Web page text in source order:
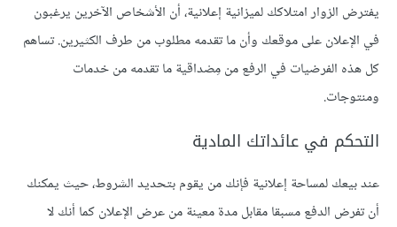
يفترض الزوار امتلاكك لميزانية إعلانية، أن الأشخاص الآخرين يرغبون
في الإعلان على موقعك وأن ما تقدمه مطلوب من طرف الكثيرين. تساهم
كل هذه الفرضيات في الرفع من مِصْداقية ما تقدمه من خدمات
ومنتوجات.
التحكم في عائداتك المادية
عند بيعك لمساحة إعلانية فإنك من يقوم بتحديد الشروط، حيث يمكنك
أن تفرض الدفع مسبقا مقابل مدة معينة من عرض الإعلان كما أنك لا